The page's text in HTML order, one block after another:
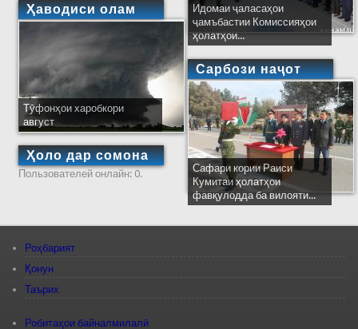
Ҳаводиси олам
Тӯфонҳои харобкори
август
Ҳоло дар сомона
Пользователей онлайн: 0.
Идомаи ҷаласаҳои
ҷамъбастии Комиссияҳои
ҳолатҳои...
Сарбози наҷот
Сафари кории Раиси
Кумитаи ҳолатҳои
фавқулодда ба вилояти...
Роҳбарият
Қонун
Таърих
Робитаҳои байналмилалӣ